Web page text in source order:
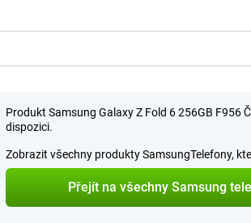
Produkt Samsung Galaxy Z Fold 6 256GB F956
dispozici.
Zobrazit všechny produkty SamsungTelefony,
Přejít na všechny Samsung